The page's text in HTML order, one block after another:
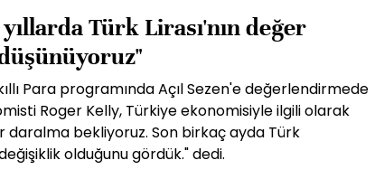
Türk Lirası'nın değer
Para programında Açıl Sezen'e değerlendirmede
Roger Kelly, Türkiye ekonomisiyle ilgili olarak
daralma bekliyoruz. Son birkaç ayda Türk
olduğunu gördük." dedi.